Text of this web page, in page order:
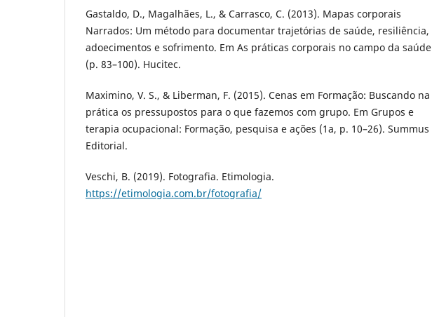
Gastaldo, D., Magalhães, L., & Carrasco, C. (2013). Mapas corporais
Narrados: Um método para documentar trajetórias de saúde, resiliência,
adoecimentos e sofrimento. Em As práticas corporais no campo da saúde
(p. 83–100). Hucitec.
Maximino, V. S., & Liberman, F. (2015). Cenas em Formação: Buscando na
prática os pressupostos para o que fazemos com grupo. Em Grupos e
terapia ocupacional: Formação, pesquisa e ações (1a, p. 10–26). Summus
Editorial.
Veschi, B. (2019). Fotografia. Etimologia.
https://etimologia.com.br/fotografia/